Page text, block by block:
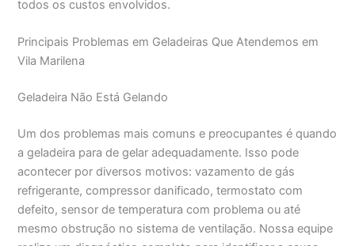
todos os custos envolvidos.
Principais Problemas em Geladeiras Que Atendemos em
Vila Marilena
Geladeira Não Está Gelando
Um dos problemas mais comuns e preocupantes é quando
a geladeira para de gelar adequadamente. Isso pode
acontecer por diversos motivos: vazamento de gás
refrigerante, compressor danificado, termostato com
defeito, sensor de temperatura com problema ou até
mesmo obstrução no sistema de ventilação. Nossa equipe